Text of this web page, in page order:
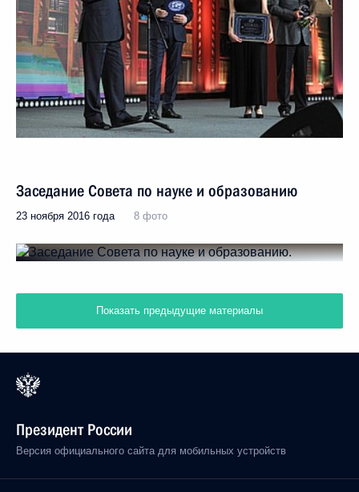
Заседание Совета по науке и образованию
23 ноября 2016 года 8 фото
Показать предыдущие материалы
Президент России
Версия официального сайта для мобильных устройств